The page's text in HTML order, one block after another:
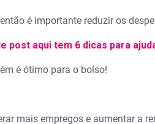
é importante reduzir os
post aqui tem 6 dicas para
é ótimo para o bolso!
mais empregos e aumentar a